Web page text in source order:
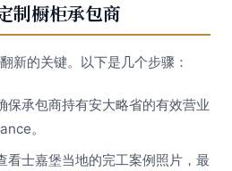
制橱柜承包商
新的关键。以下是几个步骤：
保承包商持有安大略省的有效营业
。
看士嘉堡当地的完工案例照片，最